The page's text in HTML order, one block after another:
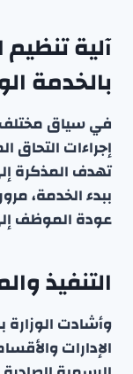
آلية
بالخدمة
في سياق مختلف،
إجراءات التحاق
تهدف المذكرة
ببدء الخدمة،
عودة الموظف
التنفيذ
وأشادت
الإدارات